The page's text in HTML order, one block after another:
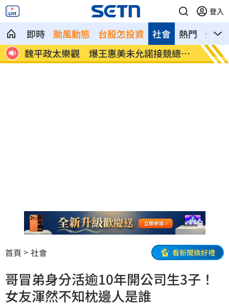
登入
即時 颱風動態 台股怎投資 熱門 影音
社會
觀 爆王惠美未允諾接競總主
川普喊戰爭快結束 美
45000
首頁 社會 看新聞換好禮
哥冒弟身分活逾10年開公司生3子！
女友渾然不知枕邊人是誰